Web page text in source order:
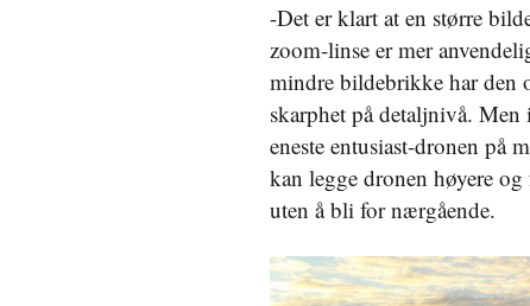
-Det er klart at en større
zoom-linse er mer
mindre bildebrikke har den
skarphet på detaljnivå.
eneste entusiast-dronen på
kan legge dronen høyere
uten å bli for nærgående.